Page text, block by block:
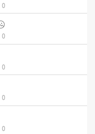
0
0
0
0
0